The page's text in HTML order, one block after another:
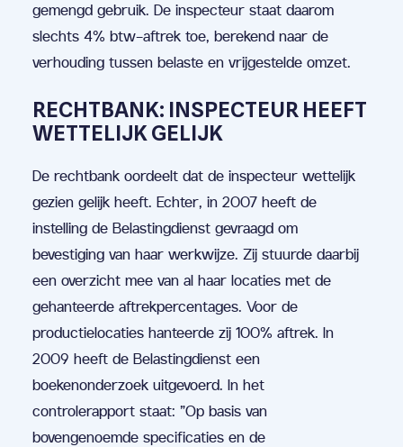
gemengd gebruik. De inspecteur staat daarom
slechts 4% btw-aftrek toe, berekend naar de
verhouding tussen belaste en vrijgestelde omzet.
RECHTBANK: INSPECTEUR HEEFT
WETTELIJK GELIJK
De rechtbank oordeelt dat de inspecteur wettelijk
gezien gelijk heeft. Echter, in 2007 heeft de
instelling de Belastingdienst gevraagd om
bevestiging van haar werkwijze. Zij stuurde daarbij
een overzicht mee van al haar locaties met de
gehanteerde aftrekpercentages. Voor de
productielocaties hanteerde zij 100% aftrek. In
2009 heeft de Belastingdienst een
boekenonderzoek uitgevoerd. In het
controlerapport staat: "Op basis van
bovengenoemde specificaties en de